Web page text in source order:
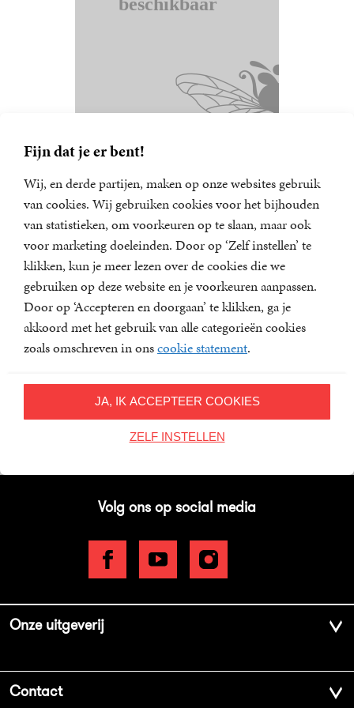
Fijn dat je er bent!
Wij, en derde partijen, maken op onze websites gebruik
van cookies. Wij gebruiken cookies voor het bijhouden
van statistieken, om voorkeuren op te slaan, maar ook
voor marketing doeleinden. Door op ‘Zelf instellen’ te
klikken, kun je meer lezen over de cookies die we
gebruiken op deze website en je voorkeuren aanpassen.
Door op ‘Accepteren en doorgaan’ te klikken, ga je
akkoord met het gebruik van alle categorieën cookies
zoals omschreven in onscookie statement.
JA, IK ACCEPTEER COOKIES
ZELF INSTELLEN
Nieuwsbrief
Meld u aan voor een van onze nieuwsbrieven en blijf op
de hoogte van het laatste nieuws, nieuwe titels,
aanbiedingen en prijsvragen.
E-
mailadres
Inschrijven
Volg ons op social media
Onze uitgeverij
Contact